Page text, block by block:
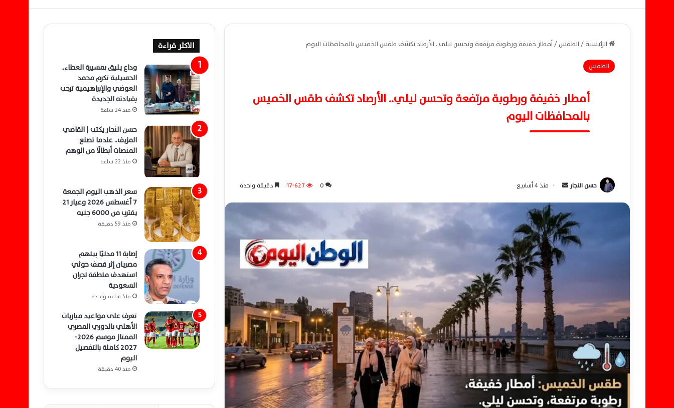
الرئيسية/الطقس/أمطار خفيفة ورطوبة مرتفعة وتحسن ليلي.. الأرصاد تكشف طقس الخميس بالمحافظات اليوم
الطقس
أمطار خفيفة ورطوبة مرتفعة وتحسن ليلي.. الأرصاد تكشف طقس الخميس
بالمحافظات اليوم
حسن النجار
س
ل
ب
ر
ي
ل
ك
ت
ر
ن
ا
منذ 4 أسابيع 0 17٬627 دقيقة واحدة
الاكثر قراءة
وداع يليق بمسيرة العطاء..
الحسينية تكرم محمد
العوضي والإبراهيمية ترحب
بقيادته الجديدة
منذ 24 ساعة
حسن النجار يكتب | القاضي
المزيف.. عندما تصنع
المنصات أبطالًا من الوهم
منذ 22 ساعة
سعر الذهب اليوم الجمعة
7 أغسطس 2026 وعيار 21
يقترب من 6000 جنيه
منذ 59 دقيقة
إصابة 11 مدنيًا بينهم
مصريان إثر قصف حوثي
استهدف منطقة نجران
السعودية
منذ ساعة واحدة
تعرف على مواعيد مباريات
الأهلي بالدوري المصري
الممتاز موسم 2026-
2027 كاملة بالتفصيل
اليوم
منذ 40 دقيقة